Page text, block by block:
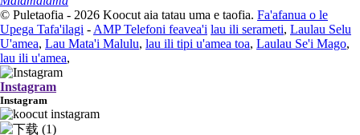
© Puletaofia - 2026 Koocut aia tatau uma e taofia. Fa'afanua o le
Upega Tafa'ilagi - AMP Telefoni feavea'i lau ili serameti, Laulau Selu
U'amea, Lau Mata'i Malulu, lau ili tipi u'amea toa, Laulau Se'i Mago,
lau ili u'amea,
Instagram
Instagram